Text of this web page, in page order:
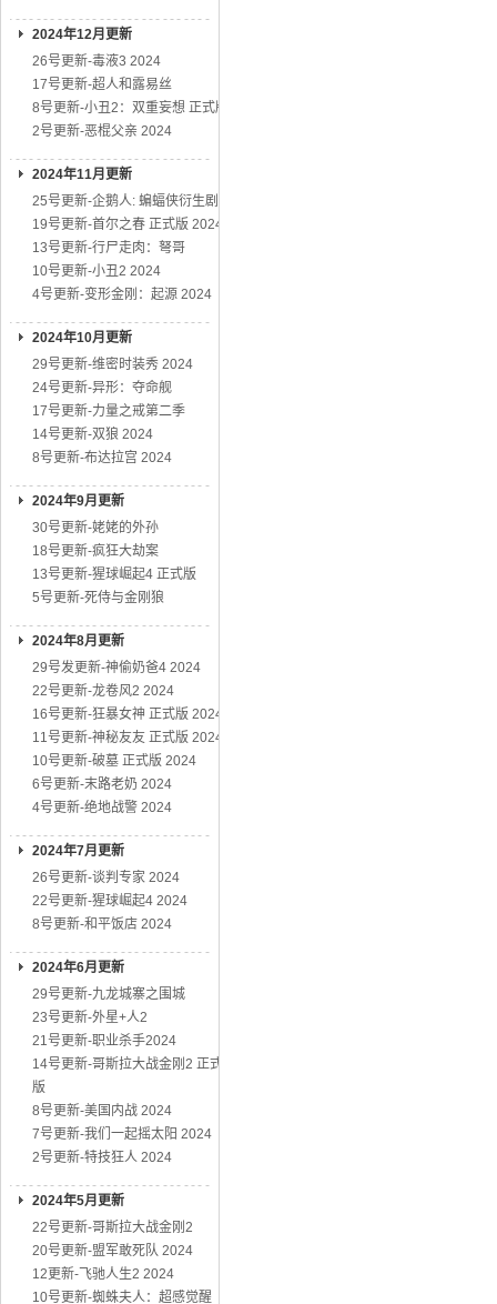
2024年12月更新
26号更新-毒液3 2024
17号更新-超人和露易丝
8号更新-小丑2：双重妄想 正式版
2号更新-恶棍父亲 2024
2024年11月更新
25号更新-企鹅人: 蝙蝠侠衍生剧
19号更新-首尔之春 正式版 2024
13号更新-行尸走肉：弩哥
10号更新-小丑2 2024
4号更新-变形金刚：起源 2024
2024年10月更新
29号更新-维密时装秀 2024
24号更新-异形：夺命舰
17号更新-力量之戒第二季
14号更新-双狼 2024
8号更新-布达拉宫 2024
2024年9月更新
30号更新-姥姥的外孙
18号更新-疯狂大劫案
13号更新-猩球崛起4 正式版
5号更新-死侍与金刚狼
2024年8月更新
29号发更新-神偷奶爸4 2024
22号更新-龙卷风2 2024
16号更新-狂暴女神 正式版 2024
11号更新-神秘友友 正式版 2024
10号更新-破墓 正式版 2024
6号更新-末路老奶 2024
4号更新-绝地战警 2024
2024年7月更新
26号更新-谈判专家 2024
22号更新-猩球崛起4 2024
8号更新-和平饭店 2024
2024年6月更新
29号更新-九龙城寨之围城
23号更新-外星+人2
21号更新-职业杀手2024
14号更新-哥斯拉大战金刚2 正式
版
8号更新-美国内战 2024
7号更新-我们一起摇太阳 2024
2号更新-特技狂人 2024
2024年5月更新
22号更新-哥斯拉大战金刚2
20号更新-盟军敢死队 2024
12更新-飞驰人生2 2024
10号更新-蜘蛛夫人：超感觉醒